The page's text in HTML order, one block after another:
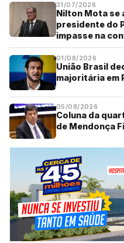
31/07/2026
Nilton Mota se
presidente do
impasse na
01/08/2026
União Brasil
majoritária em
05/08/2026
Coluna da
de Mendonça